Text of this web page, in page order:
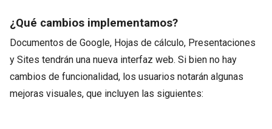
¿Qué cambios implementamos?
Documentos de Google, Hojas de cálculo, Presentaciones
y Sites tendrán una nueva interfaz web. Si bien no hay
cambios de funcionalidad, los usuarios notarán algunas
mejoras visuales, que incluyen las siguientes: